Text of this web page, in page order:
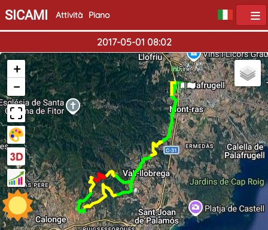
SICAMI Attività Piano
2017-05-01 08:02
InizioFine
+
−